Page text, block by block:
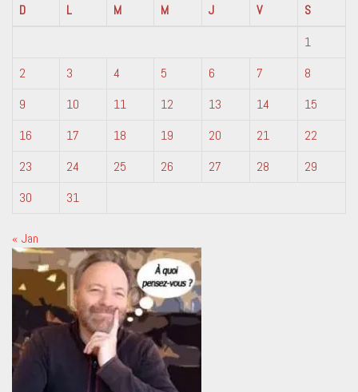
D
L M M J V
S
1
2
3 4 5 6 7
8
9
10 11 12 13 14
15
16
17 18 19 20 21
22
23
24 25 26 27 28
29
30
31
« Jan